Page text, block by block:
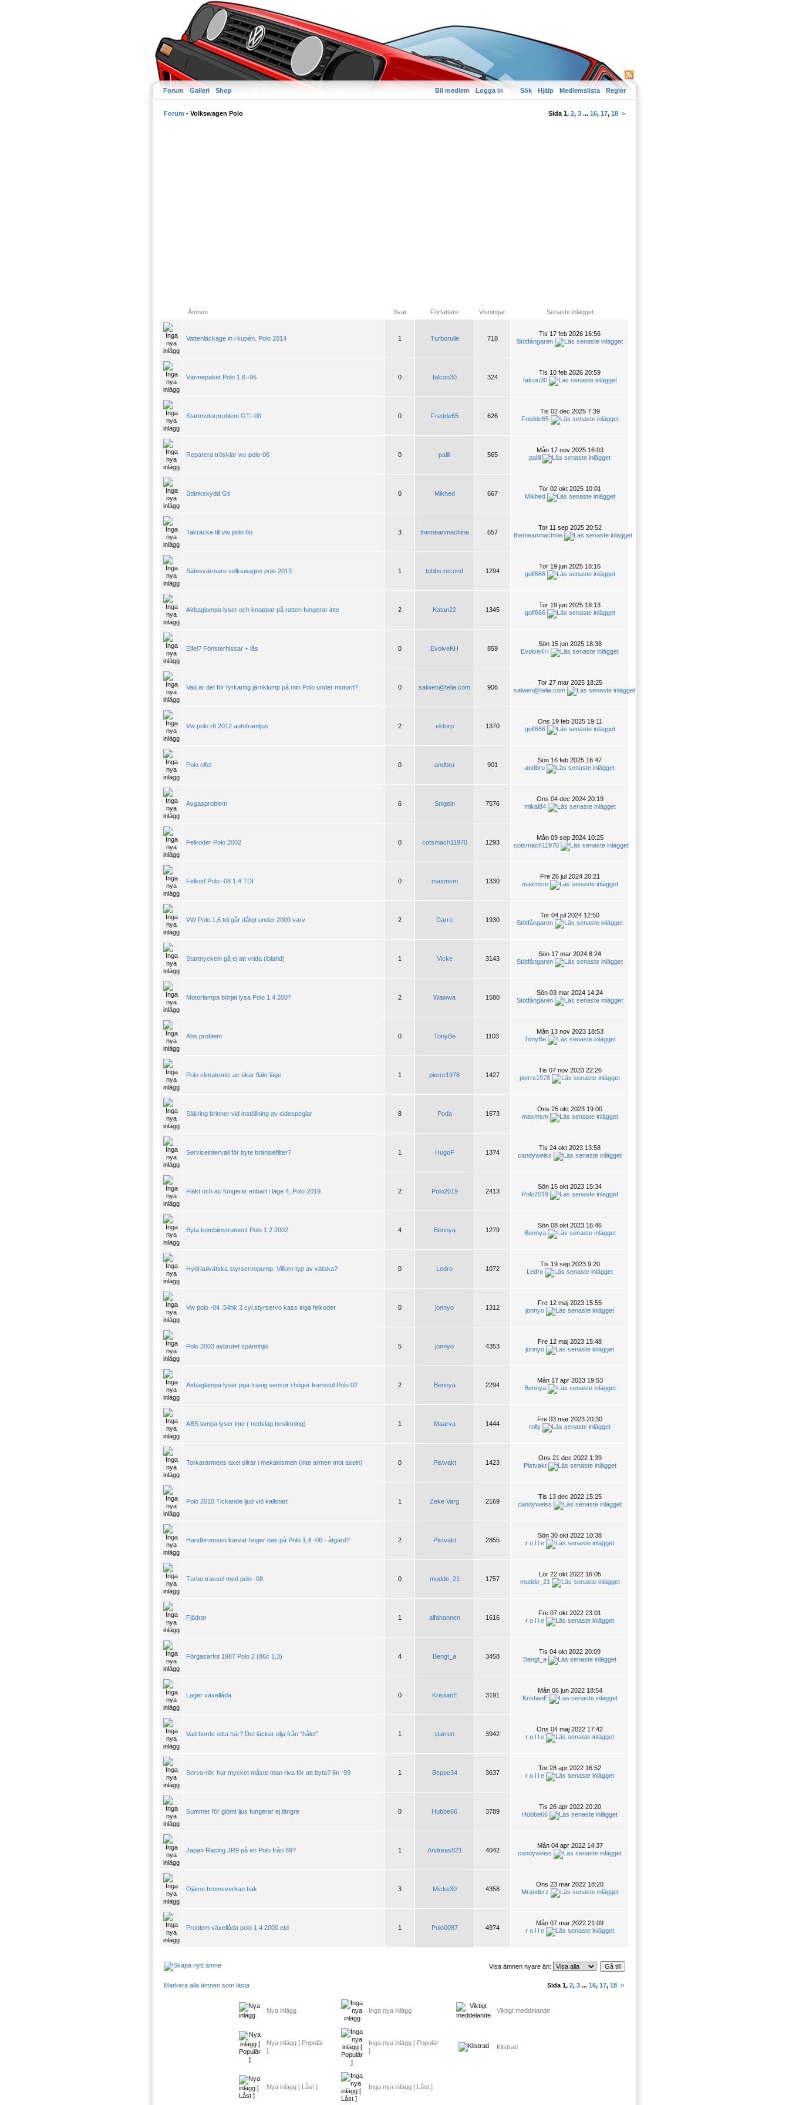
Forum Galleri Shop Bli medlem Logga in Sök Hjälp Medlemslista Regler
Forum - Volkswagen Polo Sida 1, 2, 3 ... 16, 17, 18 >
Ämnen Svar Författare Visningar Senaste inlägget
Vattenläckage in i kupén. Polo 2014 1 Turborulle 718
Tis 17 feb 2026 16:56
Stötfångaren
Värmepaket Polo 1,6 -96 0 falcon30 324
Tis 10 feb 2026 20:59
falcon30
Startmotorproblem GTI-00 0 Fredde65 626
Tis 02 dec 2025 7:39
Fredde65
Reparera trösklar wv polo-06 0 palill 565
Mån 17 nov 2025 16:03
palill
Stänkskydd Gti 0 Mikhed 667
Tor 02 okt 2025 10:01
Mikhed
Takräcke till vw polo 6n 3 themeanmachine 657
Tor 11 sep 2025 20:52
themeanmachine
Sätesvärmare volkswagen polo 2013 1 tubbs.recond 1294
Tor 19 jun 2025 18:16
golf666
Airbaglampa lyser och knappar på ratten fungerar inte 2 Katan22 1345
Tor 19 jun 2025 18:13
golf666
Elfel? Fönsterhissar + lås 0 EvolveKH 859
Sön 15 jun 2025 18:38
EvolveKH
Vad är det för fyrkantig järnklump på min Polo under motorn? 0 salwen@telia.com 906
Tor 27 mar 2025 18:25
salwen@telia.com
Vw polo r6 2012 autoframljus 2 ektorp 1370
Ons 19 feb 2025 19:11
golf666
Polo elfel 0 andbru 901
Sön 16 feb 2025 16:47
andbru
Avgasproblem 6 Snigeln 7576
Ons 04 dec 2024 20:19
mikal84
Felkoder Polo 2002 0 cotsmach11970 1293
Mån 09 sep 2024 10:25
cotsmach11970
Felkod Polo -08 1,4 TDI 0 maxmsm 1330
Fre 26 jul 2024 20:21
maxmsm
VW Polo 1,6 tdi går dåligt under 2000 varv 2 Darro 1930
Tor 04 jul 2024 12:50
Stötfångaren
Startnyckeln gå ej att vrida (ibland) 1 Vicke 3143
Sön 17 mar 2024 8:24
Stötfångaren
Motorlampa börjat lysa Polo 1.4 2007 2 Wawwa 1580
Sön 03 mar 2024 14:24
Stötfångaren
Abs problem 0 TonyBe 1103
Mån 13 nov 2023 18:53
TonyBe
Polo climatronic ac ökar fläkt läge 1 pierre1978 1427
Tis 07 nov 2023 22:26
pierre1978
Säkring brinner vid inställning av sidospeglar 8 Poda 1673
Ons 25 okt 2023 19:00
maxmsm
Serviceintervall för byte bränslefilter? 1 HugoF 1374
Tis 24 okt 2023 13:58
candyweiss
Fläkt och ac fungerar enbart i läge 4, Polo 2019. 2 Polo2019 2413
Sön 15 okt 2023 15:34
Polo2019
Byta kombiinstrument Polo 1,2 2002 4 Bennya 1279
Sön 08 okt 2023 16:46
Bennya
Hydraulvätska styrservopump. Vilken typ av vätska? 0 Ledro 1072
Tis 19 sep 2023 9:20
Ledro
Vw polo -04 .54hk.3 cyl.styrservo kass inga felkoder 0 jonnyo 1312
Fre 12 maj 2023 15:55
jonnyo
Polo 2003 avbrutet spännhjul 5 jonnyo 4353
Fre 12 maj 2023 15:48
jonnyo
Airbaglampa lyser pga trasig sensor i höger framstol Polo 02 2 Bennya 2294
Mån 17 apr 2023 19:53
Bennya
ABS lampa lyser inte ( nedslag besiktning) 1 Maarva 1444
Fre 03 mar 2023 20:30
rolly
Torkararmens axel slirar i mekanismen (inte armen mot axeln) 0 Pistvakt 1423
Ons 21 dec 2022 1:39
Pistvakt
Polo 2010 Tickande ljud vid kallstart 1 Zeke Varg 2169
Tis 13 dec 2022 15:25
candyweiss
Handbromsen kärvar höger bak på Polo 1,4 -06 - åtgärd? 2 Pistvakt 2855
Sön 30 okt 2022 10:38
r o l l e
Turbo trassel med polo -08 0 mudde_21 1757
Lör 22 okt 2022 16:05
mudde_21
Fjädrar 1 alfahannen 1616
Fre 07 okt 2022 23:01
r o l l e
Förgasarfot 1987 Polo 2 (86c 1,3) 4 Bengt_a 3458
Tis 04 okt 2022 20:09
Bengt_a
Lager växellåda 0 KristianE 3191
Mån 06 jun 2022 18:54
KristianE
Vad borde sitta här? Det läcker olja från "hålet" 1 slarren 3942
Ons 04 maj 2022 17:42
r o l l e
Servo-rör, hur mycket måste man riva för att byta? 6n -99 1 Beppe34 3637
Tor 28 apr 2022 16:52
r o l l e
Summer för glömt ljus fungerar ej längre 0 Hubbe66 3789
Tis 26 apr 2022 20:20
Hubbe66
Japan Racing JR9 på en Polo från 89? 1 Andreas821 4042
Mån 04 apr 2022 14:37
candyweiss
Ojämn bromsverkan bak 3 Micke30 4358
Ons 23 mar 2022 18:20
Mranderz
Problem växellåda polo 1,4 2000 etd 1 Polo0087 4974
Mån 07 mar 2022 21:09
r o l l e
Visa ämnen nyare än:
Markera alla ämnen som lästa Sida 1, 2, 3 ... 16, 17, 18 >
Nya inlägg Inga nya inlägg Viktigt meddelande
Nya inlägg [ Populär
]
Inga nya inlägg [ Populär
]
Klistrad
Nya inlägg [ Låst ] Inga nya inlägg [ Låst ]